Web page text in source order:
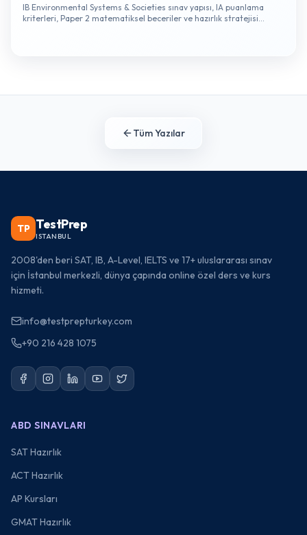
IB Environmental Systems & Societies sınav yapısı, IA puanlama
kriterleri, Paper 2 matematiksel beceriler ve hazırlık stratejisi
Tüm Yazılar
TP TestPrep
ISTANBUL
2008'den beri SAT, IB, A-Level, IELTS ve 17+ uluslararası sınav
için İstanbul merkezli, dünya çapında online özel ders ve kurs
hizmeti.
info@testprepturkey.com
+90 216 428 1075
ABD SINAVLARI
SAT Hazırlık
ACT Hazırlık
AP Kursları
GMAT Hazırlık